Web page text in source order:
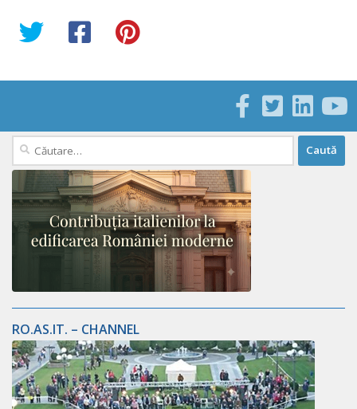
Caută
după:
RO.AS.IT. – CHANNEL